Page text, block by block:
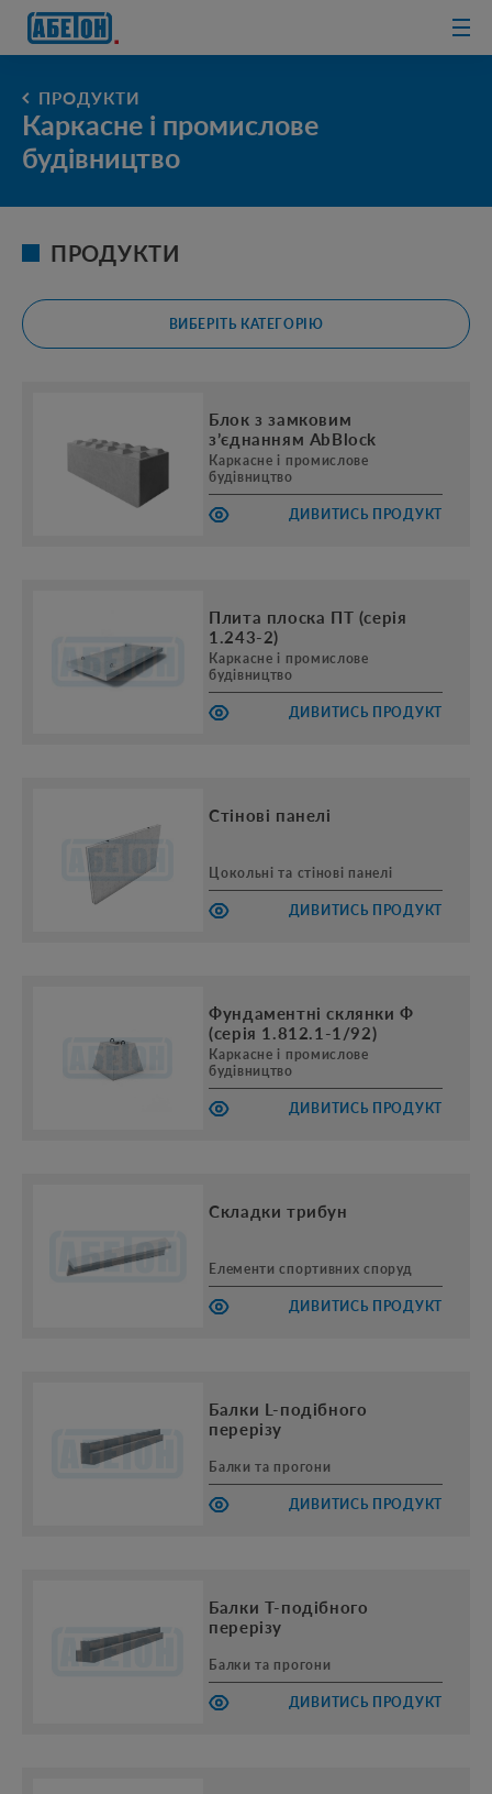
очисні споруди
ПРОДУКТИ
Каркасне і промислове
будівництво
ПРОДУКТИ
ВИБЕРІТЬ КАТЕГОРІЮ
Блок з замковим
з’єднанням AbBlock
Каркасне і промислове
будівництво
ДИВИТИСЬ ПРОДУКТ
Плита плоска ПТ (серія
1.243-2)
Каркасне і промислове
будівництво
ДИВИТИСЬ ПРОДУКТ
Стінові панелі
Цокольні та стінові панелі
ДИВИТИСЬ ПРОДУКТ
Фундаментні склянки Ф
(серія 1.812.1-1/92)
Каркасне і промислове
будівництво
ДИВИТИСЬ ПРОДУКТ
Складки трибун
Елементи спортивних споруд
ДИВИТИСЬ ПРОДУКТ
Балки L-подібного
перерізу
Балки та прогони
ДИВИТИСЬ ПРОДУКТ
Балки Т-подібного
перерізу
Балки та прогони
ДИВИТИСЬ ПРОДУКТ